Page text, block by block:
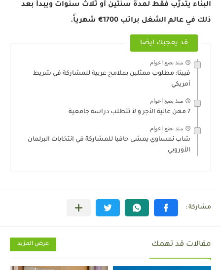
البناء يتدرّب فقط لمدة سنتين أو ثلاث سنوات ويبدأ بعد
ذلك في عالم الشغل براتب 1700€ شهرياً.
قد يعجبك ايضا
منذ بضع اعوام
فيينا: مطلوب ممثلين بملامح عربية للمشاركة في شريط
أمريكي
منذ بضع اعوام
7 مهن عالية الأجر و لا تتطلب دراسة جامعية
منذ بضع اعوام
شاب نمساوي يمشى حافيا للمشاركة في انتخابات البرلمان
الأوروبي
مقالات قد تهمك عرض المزيد